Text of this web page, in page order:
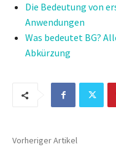
Die Bedeutung von
Anwendungen
Was bedeutet BG?
Abkürzung
Vorheriger Artikel